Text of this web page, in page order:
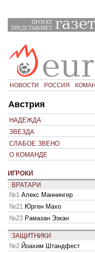
ПРОЕКТ
ПРЕДСТАВЛЯЕТ
НОВОСТИ РОССИЯ
Австрия
НАДЕЖДА
ЗВЕЗДА
СЛАБОЕ ЗВЕНО
О КОМАНДЕ
ИГРОКИ
ВРАТАРИ
№1 Алекс Маннингер
№21 Юрген Махо
№23 Рамазан Эзкан
ЗАЩИТНИКИ
№2 Йоахим Штандфест